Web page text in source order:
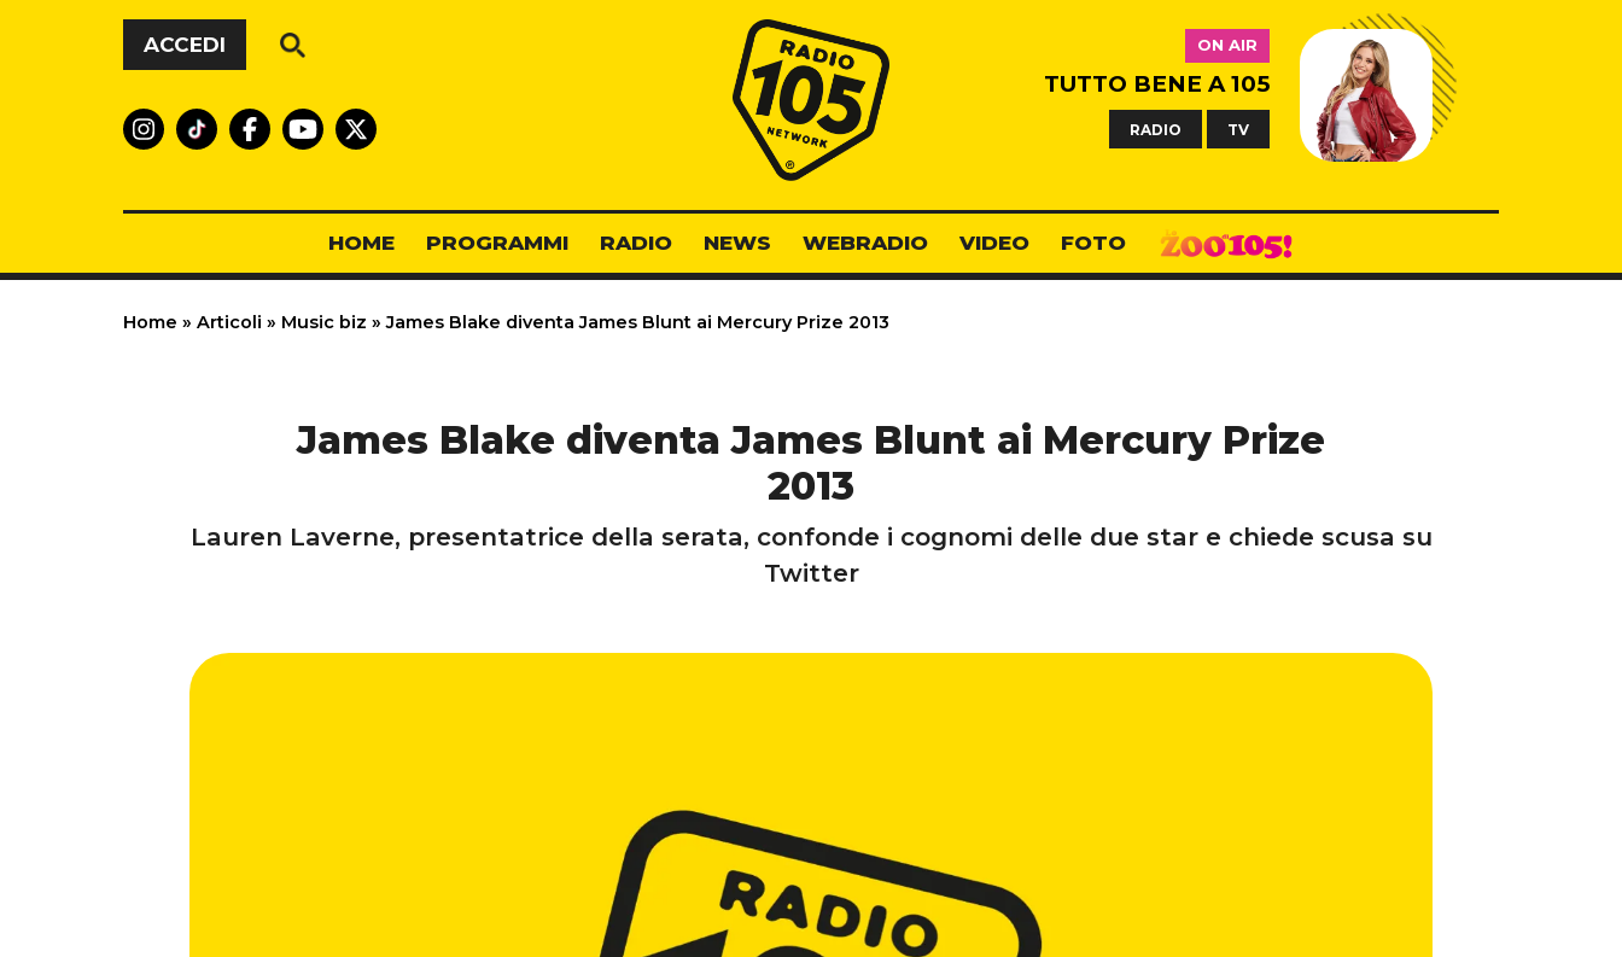
Vai al contenuto
ACCEDI
Radio 105
ON AIR
TUTTO BENE A 105
RADIO TV
HOME PROGRAMMI RADIO NEWS WEBRADIO VIDEO FOTO
Home » Articoli » Music biz » James Blake diventa James Blunt ai Mercury Prize 2013
James Blake diventa James Blunt ai Mercury Prize
2013
Lauren Laverne, presentatrice della serata, confonde i cognomi delle due star e chiede scusa su
Twitter